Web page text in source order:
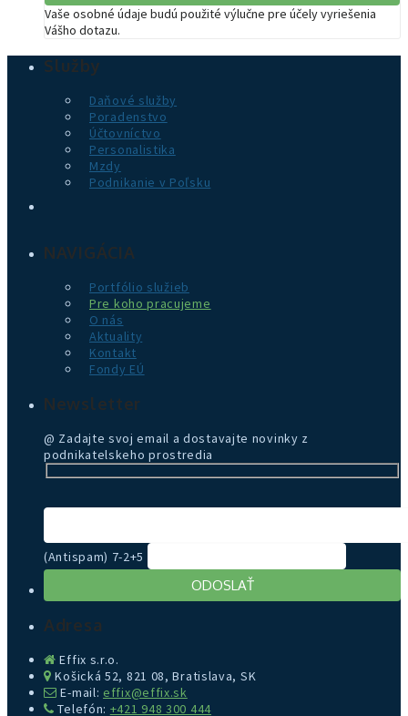
Vaše osobné údaje budú použité výlučne pre účely vyriešenia
Vášho dotazu.
Služby
Daňové služby
Poradenstvo
Účtovníctvo
Personalistika
Mzdy
Podnikanie v Poľsku
NAVIGÁCIA
Portfólio služieb
Pre koho pracujeme
O nás
Aktuality
Kontakt
Fondy EÚ
Newsletter
@ Zadajte svoj email a dostavajte novinky z
podnikatelskeho prostredia
(Antispam) 7-2+5
Adresa
Effix s.r.o.
Košická 52, 821 08, Bratislava, SK
E-mail: effix@effix.sk
Telefón: +421 948 300 444